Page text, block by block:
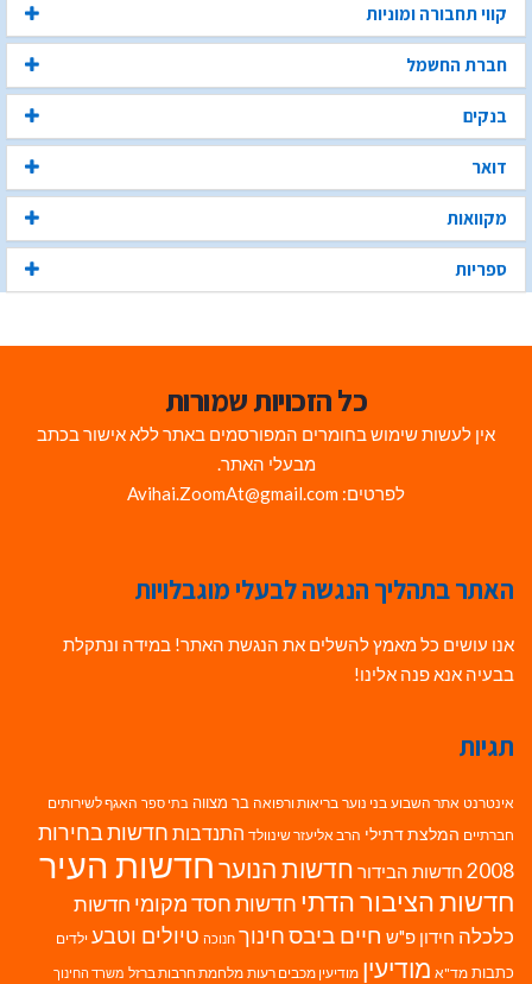
קווי תחבורה ומוניות
חברת החשמל
בנקים
דואר
מקוואות
ספריות
כל הזכויות שמורות
אין לעשות שימוש בחומרים המפורסמים באתר ללא אישור בכתב
מבעלי האתר.
לפרטים: Avihai.ZoomAt@gmail.com
האתר בתהליך הנגשה לבעלי מוגבלויות
אנו עושים כל מאמץ להשלים את הנגשת האתר! במידה ונתקלת
בבעיה אנא פנה אלינו!
תגיות
אינטרנט אתר השבוע בני נוער בריאות ורפואה בר מצווה בתי ספר האגף לשירותים
חברתיים המלצת דתילי הרב אליעזר שינוולד התנדבות חדשות בחירות
2008 חדשות הבידור חדשות הנוערחדשות העיר
חדשות הציבור הדתי חדשות חסד מקומי חדשות
כלכלה חידון פ"ש חיים ביבסחינוך חנוכה טיולים וטבע ילדים
כתבות מד"א מודיעין מודיעין מכבים רעות מלחמת חרבות ברזל משרד החינוך